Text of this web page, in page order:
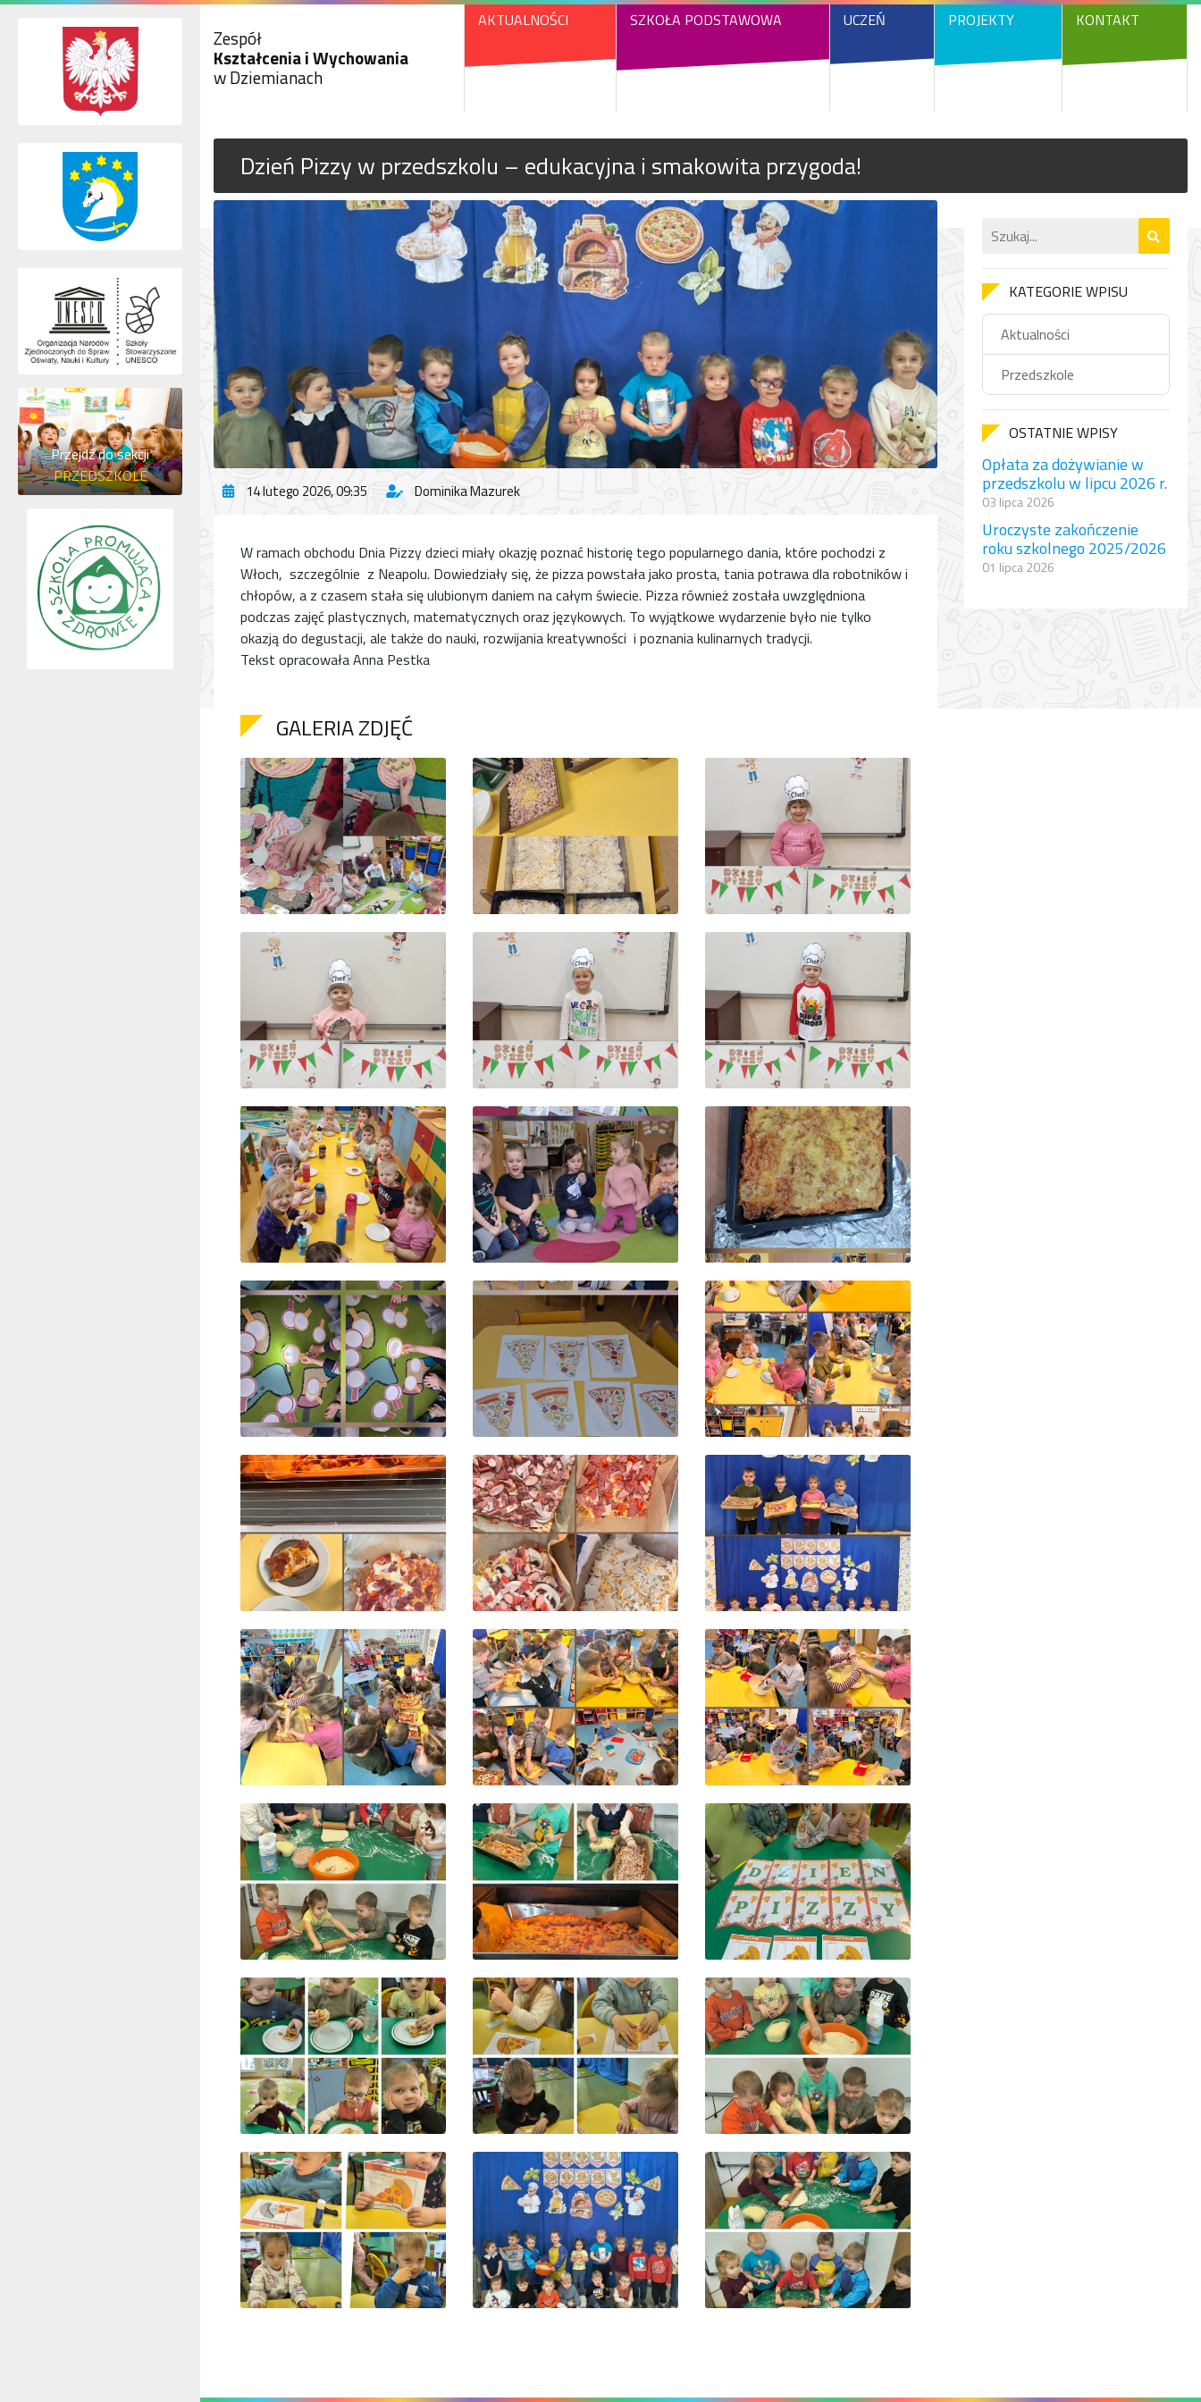
Zespół
Kształcenia i Wychowania
w Dziemianach
AKTUALNOŚCI SZKOŁA PODSTAWOWA UCZEŃ PROJEKTY KONTAKT
Dzień Pizzy w przedszkolu – edukacyjna i smakowita przygoda!
14 lutego 2026, 09:35 Dominika Mazurek
W ramach obchodu Dnia Pizzy dzieci miały okazję poznać historię tego popularnego dania, które pochodzi z
Włoch, szczególnie z Neapolu. Dowiedziały się, że pizza powstała jako prosta, tania potrawa dla robotników i
chłopów, a z czasem stała się ulubionym daniem na całym świecie. Pizza również została uwzględniona
podczas zajęć plastycznych, matematycznych oraz językowych. To wyjątkowe wydarzenie było nie tylko
okazją do degustacji, ale także do nauki, rozwijania kreatywności i poznania kulinarnych tradycji.
Tekst opracowała Anna Pestka
GALERIA ZDJĘĆ
KATEGORIE WPISU
Aktualności
Przedszkole
OSTATNIE WPISY
Opłata za dożywianie w
przedszkolu w lipcu 2026 r.
03 lipca 2026
Uroczyste zakończenie
roku szkolnego 2025/2026
01 lipca 2026
Przejdź do sekcji
PRZEDSZKOLE